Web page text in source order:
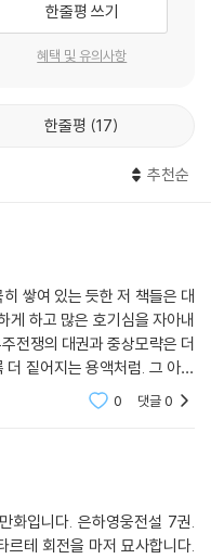
한줄평 쓰기
혜택 및 유의사항
한줄평 17
추천순
쌓여 있는 듯한 저 책들은 대
게 하고 많은 호기심을 자아내
전쟁의 대권과 중상모략은 더
짙어지는 용액처럼. 그 아름
가리킬 것인가. 무엇을 킬할
0 댓글0
화입니다. 은하영웅전설 7권.